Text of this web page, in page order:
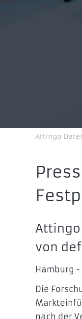
Attingo
von
Hamburg -
Die
nach der